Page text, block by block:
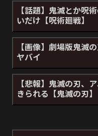
【話題】鬼滅とか呪
いだけ【呪術廻戦】
【画像】劇場版鬼滅
ヤバイ
【悲報】鬼滅の刃、
きられる【鬼滅の刃】